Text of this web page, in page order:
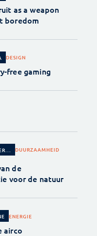
as a weapon
boredom
DESIGN
free gaming
DUURZAAMHEID
de
voor de natuur
ENERGIE
airco